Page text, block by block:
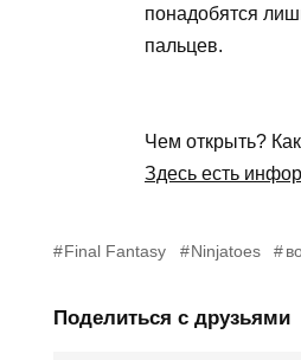
понадобятся
пальцев.
Чем открыть?
Здесь есть
Final Fantasy Ninjatoes
Поделиться с друзьями